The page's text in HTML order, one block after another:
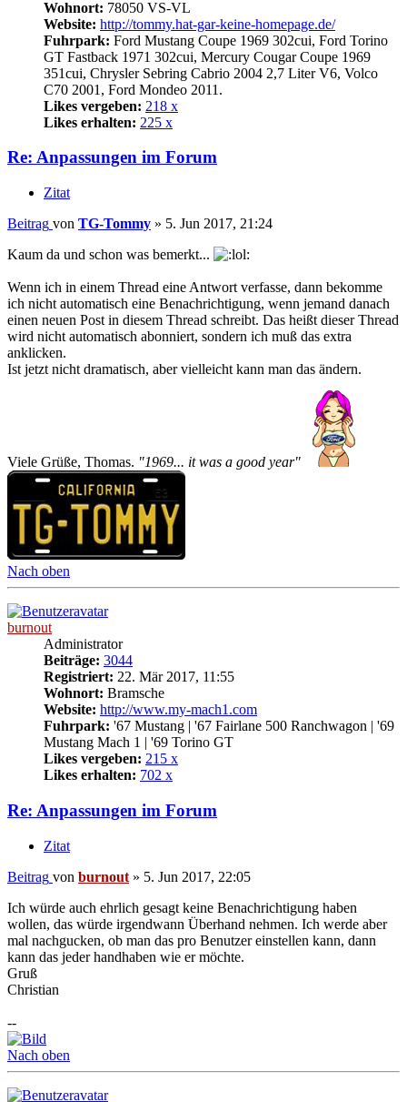
Wohnort: 78050 VS-VL
Website: http://tommy.hat-gar-keine-homepage.de/
Fuhrpark: Ford Mustang Coupe 1969 302cui, Ford Torino
GT Fastback 1971 302cui, Mercury Cougar Coupe 1969
351cui, Chrysler Sebring Cabrio 2004 2,7 Liter V6, Volco
C70 2001, Ford Mondeo 2011.
Likes vergeben: 218 x
Likes erhalten: 225 x
Re: Anpassungen im Forum
Zitat
Beitrag von TG-Tommy » 5. Jun 2017, 21:24
Kaum da und schon was bemerkt...
Wenn ich in einem Thread eine Antwort verfasse, dann bekomme
ich nicht automatisch eine Benachrichtigung, wenn jemand danach
einen neuen Post in diesem Thread schreibt. Das heißt dieser Thread
wird nicht automatisch abonniert, sondern ich muß das extra
anklicken.
Ist jetzt nicht dramatisch, aber vielleicht kann man das ändern.
Viele Grüße, Thomas. "1969... it was a good year"
Nach oben
burnout
Administrator
Beiträge: 3044
Registriert: 22. Mär 2017, 11:55
Wohnort: Bramsche
Website: http://www.my-mach1.com
Fuhrpark: '67 Mustang | '67 Fairlane 500 Ranchwagon | '69
Mustang Mach 1 | '69 Torino GT
Likes vergeben: 215 x
Likes erhalten: 702 x
Re: Anpassungen im Forum
Zitat
Beitrag von burnout » 5. Jun 2017, 22:05
Ich würde auch ehrlich gesagt keine Benachrichtigung haben
wollen, das würde irgendwann Überhand nehmen. Ich werde aber
mal nachgucken, ob man das pro Benutzer einstellen kann, dann
kann das jeder handhaben wie er möchte.
Gruß
Christian
--
Nach oben